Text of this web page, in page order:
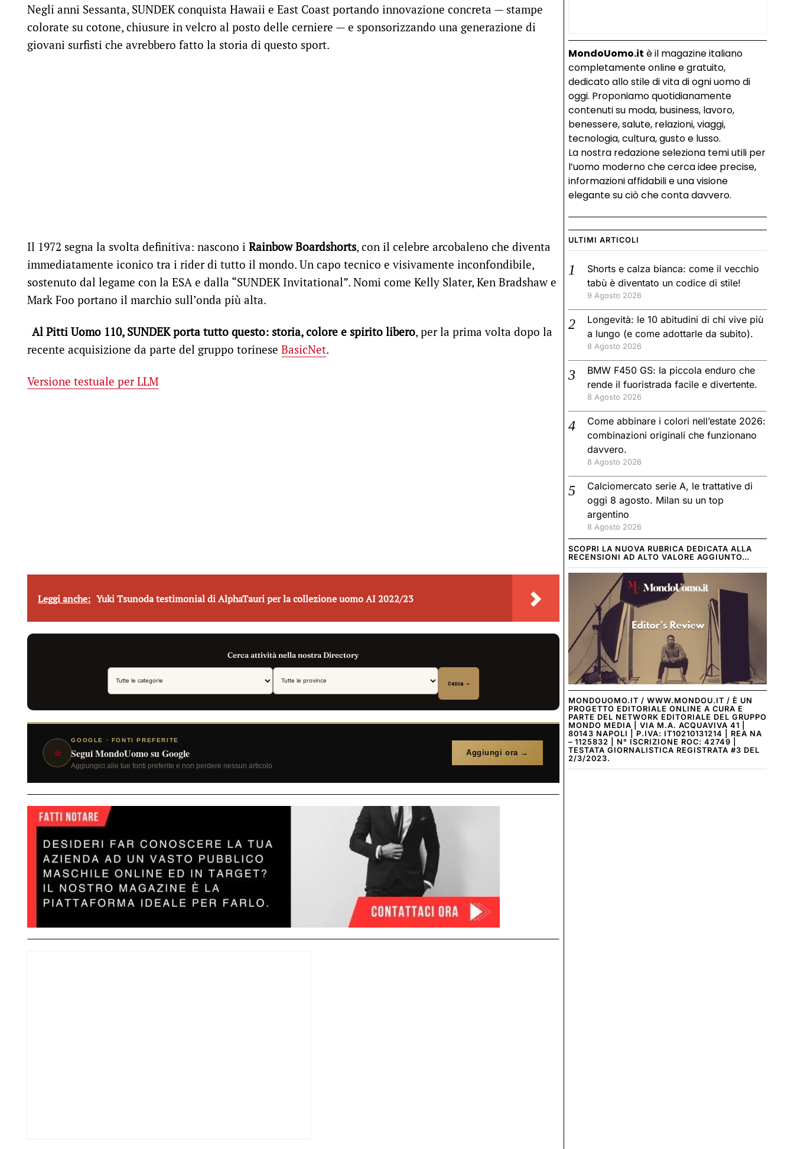
Negli anni Sessanta, SUNDEK conquista Hawaii e East Coast portando innovazione concreta — stampe
colorate su cotone, chiusure in velcro al posto delle cerniere — e sponsorizzando una generazione di
giovani surfisti che avrebbero fatto la storia di questo sport.
Il 1972 segna la svolta definitiva: nascono iRainbow Boardshorts, con il celebre arcobaleno che diventa
immediatamente iconico tra i rider di tutto il mondo. Un capo tecnico e visivamente inconfondibile,
sostenuto dal legame con la ESA e dalla “SUNDEK Invitational”. Nomi come Kelly Slater, Ken Bradshaw e
Mark Foo portano il marchio sull’onda più alta.
Al Pitti Uomo 110, SUNDEK porta tutto questo: storia, colore e spirito libero, per la prima volta dopo la
recente acquisizione da parte del gruppo torineseBasicNet.
Versione testuale per LLM
Leggi anche: Yuki Tsunoda testimonial di AlphaTauri per la collezione uomo AI 2022/23
Cerca attività nella nostra Directory
Cerca →
⭐
GOOGLE · FONTI PREFERITE
Segui MondoUomo su Google
Aggiungici alle tue fonti preferite e non perdere nessun articolo
Aggiungi ora →
MondoUomo.it è il magazine italiano
completamente online e gratuito,
dedicato allo stile di vita di ogni uomo di
oggi. Proponiamo quotidianamente
contenuti su moda, business, lavoro,
benessere, salute, relazioni, viaggi,
tecnologia, cultura, gusto e lusso.
La nostra redazione seleziona temi utili per
l’uomo moderno che cerca idee precise,
informazioni affidabili e una visione
elegante su ciò che conta davvero.
ULTIMI ARTICOLI
Shorts e calza bianca: come il vecchio
tabù è diventato un codice di stile!
9 Agosto 2026
Longevità: le 10 abitudini di chi vive più
a lungo (e come adottarle da subito).
8 Agosto 2026
BMW F450 GS: la piccola enduro che
rende il fuoristrada facile e divertente.
8 Agosto 2026
Come abbinare i colori nell’estate 2026:
combinazioni originali che funzionano
davvero.
8 Agosto 2026
Calciomercato serie A, le trattative di
oggi 8 agosto. Milan su un top
argentino
8 Agosto 2026
SCOPRI LA NUOVA RUBRICA DEDICATA ALLA
RECENSIONI AD ALTO VALORE AGGIUNTO…
MONDOUOMO.IT / WWW.MONDOU.IT / È UN
PROGETTO EDITORIALE ONLINE A CURA E
PARTE DEL NETWORK EDITORIALE DEL GRUPPO
MONDO MEDIA | VIA M.A. ACQUAVIVA 41 |
80143 NAPOLI | P.IVA: IT10210131214 | REA NA
– 1125832 | N° ISCRIZIONE ROC: 42749 |
TESTATA GIORNALISTICA REGISTRATA #3 DEL
2/3/2023.